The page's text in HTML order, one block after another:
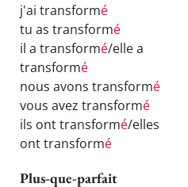
j'ai transformé
tu as transformé
il a transformé/elle a
transformé
nous avons transformé
vous avez transformé
ils ont transformé/elles
ont transformé
Plus-que-parfait